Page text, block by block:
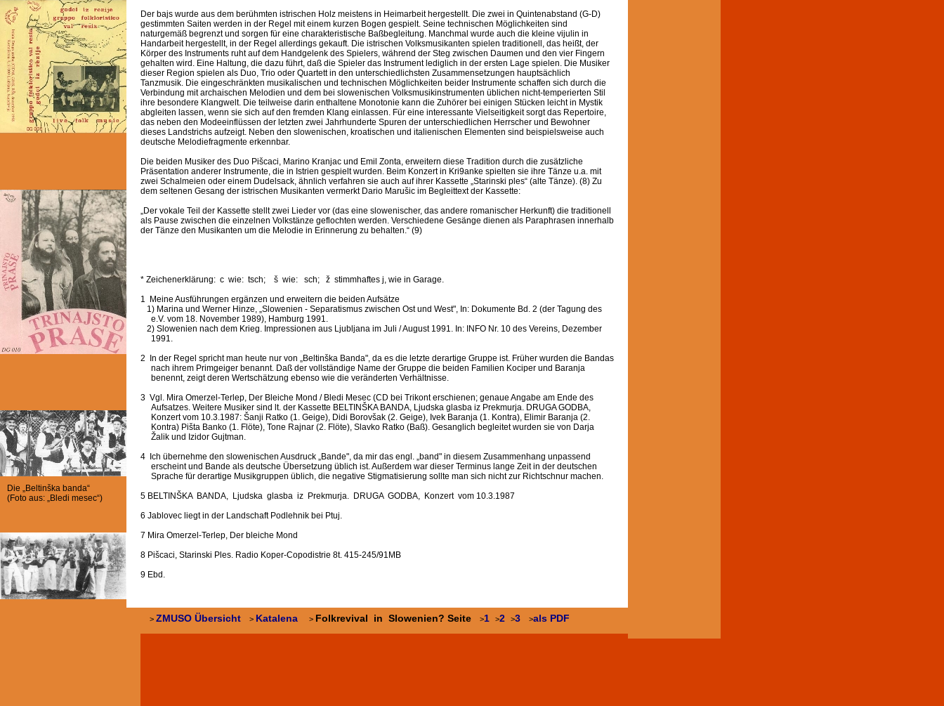
Die „Beltinška banda“
(Foto aus: „Bledi mesec“)
Der bajs wurde aus dem berühmten istrischen Holz meistens in Heimarbeit hergestellt. Die zwei in Quintenabstand (G-D)
gestimmten Saiten werden in der Regel mit einem kurzen Bogen gespielt. Seine technischen Möglichkeiten sind
naturgemäß begrenzt und sorgen für eine charakteristische Baßbegleitung. Manchmal wurde auch die kleine vijulin in
Handarbeit hergestellt, in der Regel allerdings gekauft. Die istrischen Volksmusikanten spielen traditionell, das heißt, der
Körper des Instruments ruht auf dem Handgelenk des Spielers, während der Steg zwischen Daumen und den vier Fingern
gehalten wird. Eine Haltung, die dazu führt, daß die Spieler das Instrument lediglich in der ersten Lage spielen. Die Musiker
dieser Region spielen als Duo, Trio oder Quartett in den unterschiedlichsten Zusammensetzungen hauptsächlich
Tanzmusik. Die eingeschränkten musikalischen und technischen Möglichkeiten beider Instrumente schaffen sich durch die
Verbindung mit archaischen Melodien und dem bei slowenischen Volksmusikinstrumenten üblichen nicht-temperierten Stil
ihre besondere Klangwelt. Die teilweise darin enthaltene Monotonie kann die Zuhörer bei einigen Stücken leicht in Mystik
abgleiten lassen, wenn sie sich auf den fremden Klang einlassen. Für eine interessante Vielseitigkeit sorgt das Repertoire,
das neben den Modeeinflüssen der letzten zwei Jahrhunderte Spuren der unterschiedlichen Herrscher und Bewohner
dieses Landstrichs aufzeigt. Neben den slowenischen, kroatischen und italienischen Elementen sind beispielsweise auch
deutsche Melodiefragmente erkennbar.
Die beiden Musiker des Duo Pišcaci, Marino Kranjac und Emil Zonta, erweitern diese Tradition durch die zusätzliche
Präsentation anderer Instrumente, die in Istrien gespielt wurden. Beim Konzert in Kri9anke spielten sie ihre Tänze u.a. mit
zwei Schalmeien oder einem Dudelsack, ähnlich verfahren sie auch auf ihrer Kassette „Starinski ples“ (alte Tänze). (8) Zu
dem seltenen Gesang der istrischen Musikanten vermerkt Dario Marušic im Begleittext der Kassette:
„Der vokale Teil der Kassette stellt zwei Lieder vor (das eine slowenischer, das andere romanischer Herkunft) die traditionell
als Pause zwischen die einzelnen Volkstänze geflochten werden. Verschiedene Gesänge dienen als Paraphrasen innerhalb
der Tänze den Musikanten um die Melodie in Erinnerung zu behalten.“ (9)
* Zeichenerklärung: c wie: tsch; š wie: sch; ž stimmhaftes j, wie in Garage.
1 Meine Ausführungen ergänzen und erweitern die beiden Aufsätze
1) Marina und Werner Hinze, „Slowenien - Separatismus zwischen Ost und West", In: Dokumente Bd. 2 (der Tagung des
e.V. vom 18. November 1989), Hamburg 1991.
2) Slowenien nach dem Krieg. Impressionen aus Ljubljana im Juli / August 1991. In: INFO Nr. 10 des Vereins, Dezember
1991.
2 In der Regel spricht man heute nur von „Beltinška Banda", da es die letzte derartige Gruppe ist. Früher wurden die Bandas
nach ihrem Primgeiger benannt. Daß der vollständige Name der Gruppe die beiden Familien Kociper und Baranja
benennt, zeigt deren Wertschätzung ebenso wie die veränderten Verhältnisse.
3 Vgl. Mira Omerzel-Terlep, Der Bleiche Mond / Bledi Mesec (CD bei Trikont erschienen; genaue Angabe am Ende des
Aufsatzes. Weitere Musiker sind lt. der Kassette BELTINŠKA BANDA, Ljudska glasba iz Prekmurja. DRUGA GODBA,
Konzert vom 10.3.1987: Šanji Ratko (1. Geige), Didi Borovšak (2. Geige), Ivek Baranja (1. Kontra), Elimir Baranja (2.
Kontra) Pišta Banko (1. Flöte), Tone Rajnar (2. Flöte), Slavko Ratko (Baß). Gesanglich begleitet wurden sie von Darja
Žalik und Izidor Gujtman.
4 Ich übernehme den slowenischen Ausdruck „Bande", da mir das engl. „band" in diesem Zusammenhang unpassend
erscheint und Bande als deutsche Übersetzung üblich ist. Außerdem war dieser Terminus lange Zeit in der deutschen
Sprache für derartige Musikgruppen üblich, die negative Stigmatisierung sollte man sich nicht zur Richtschnur machen.
5 BELTINŠKA BANDA, Ljudska glasba iz Prekmurja. DRUGA GODBA, Konzert vom 10.3.1987
6 Jablovec liegt in der Landschaft Podlehnik bei Ptuj.
7 Mira Omerzel-Terlep, Der bleiche Mond
8 Pišcaci, Starinski Ples. Radio Koper-Copodistrie 8t. 415-245/91MB
9 Ebd.
> ZMUSO Übersicht > Katalena > Folkrevival in Slowenien? Seite >1 >2 >3 >als PDF